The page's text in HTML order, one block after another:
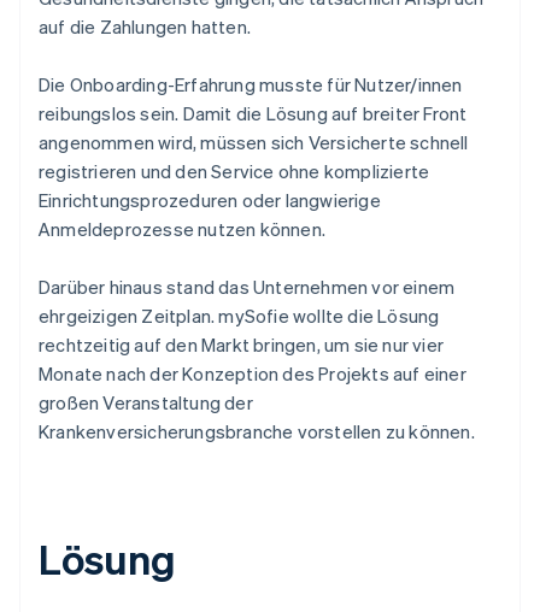
auf die Zahlungen hatten.
Die Onboarding-Erfahrung musste für Nutzer/innen
reibungslos sein. Damit die Lösung auf breiter Front
angenommen wird, müssen sich Versicherte schnell
registrieren und den Service ohne komplizierte
Einrichtungsprozeduren oder langwierige
Anmeldeprozesse nutzen können.
Darüber hinaus stand das Unternehmen vor einem
ehrgeizigen Zeitplan. mySofie wollte die Lösung
rechtzeitig auf den Markt bringen, um sie nur vier
Monate nach der Konzeption des Projekts auf einer
großen Veranstaltung der
Krankenversicherungsbranche vorstellen zu können.
Lösung